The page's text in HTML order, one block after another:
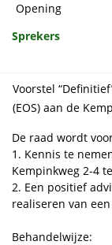
Opening
Sprekers
Voorstel
(EOS) aan de
De raad wordt
1. Kennis te
Kempinkweg 2-4
2. Een positief
realiseren van
Behandelwijze: